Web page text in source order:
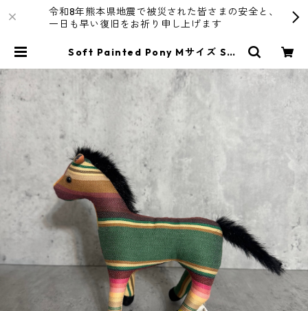
令和8年熊本県地震で被災された皆さまの安全と、
一日も早い復旧をお祈り申し上げます
Soft Painted Pony Mサイズ Sar